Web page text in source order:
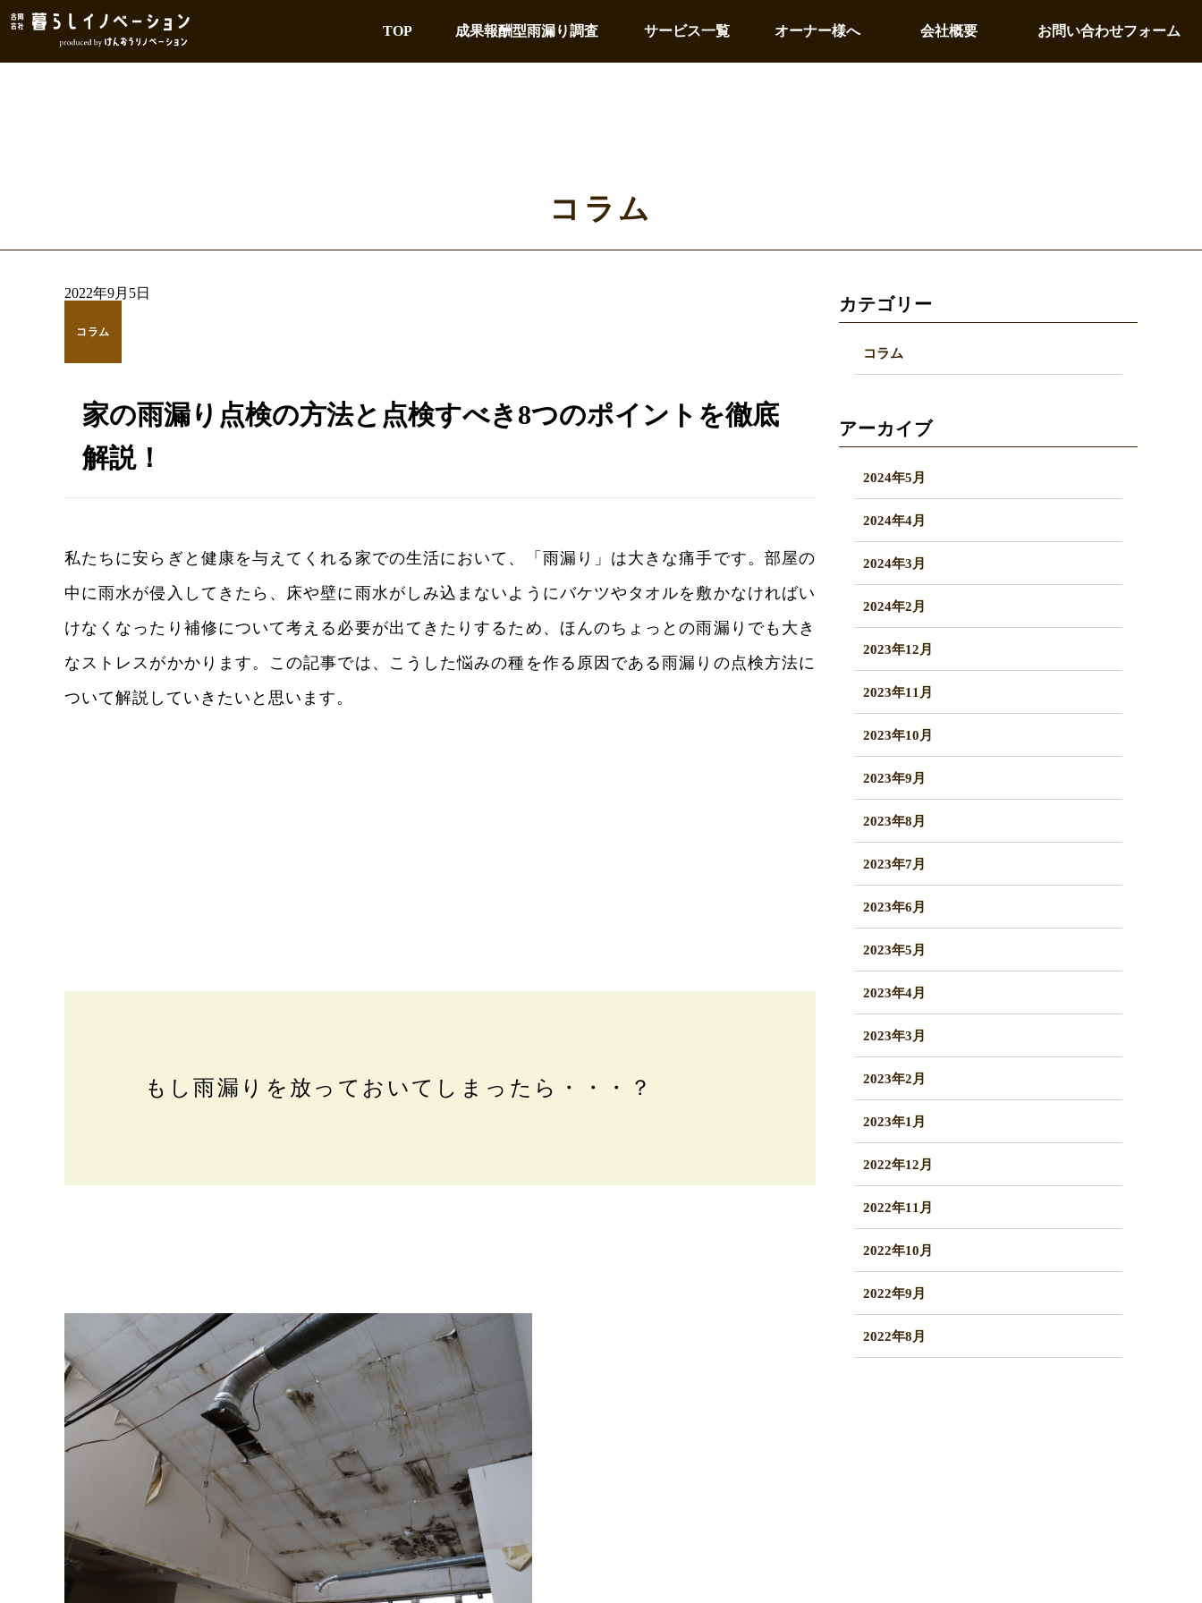
TOP 成果報酬型雨漏り調査 サービス一覧 オーナー様へ 会社概要 お問い合わせフォーム
コラム
2022年9月5日
コラム
家の雨漏り点検の方法と点検すべき8つのポイントを徹底
解説！
私たちに安らぎと健康を与えてくれる家での生活において、「雨漏り」は大きな痛手です。部屋の
中に雨水が侵入してきたら、床や壁に雨水がしみ込まないようにバケツやタオルを敷かなければい
けなくなったり補修について考える必要が出てきたりするため、ほんのちょっとの雨漏りでも大き
なストレスがかかります。この記事では、こうした悩みの種を作る原因である雨漏りの点検方法に
ついて解説していきたいと思います。
もし雨漏りを放っておいてしまったら・・・？
カテゴリー
コラム
アーカイブ
2024年5月
2024年4月
2024年3月
2024年2月
2023年12月
2023年11月
2023年10月
2023年9月
2023年8月
2023年7月
2023年6月
2023年5月
2023年4月
2023年3月
2023年2月
2023年1月
2022年12月
2022年11月
2022年10月
2022年9月
2022年8月